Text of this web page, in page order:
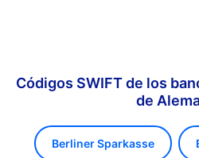
Códigos SWIFT de los
de
Berliner Sparkasse